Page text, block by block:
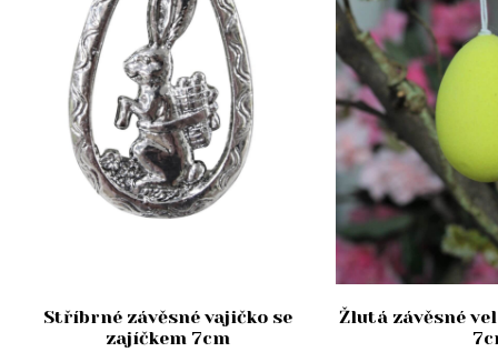
Stříbrné závěsné vajičko se
zajíčkem 7cm
Žlutá závěsné